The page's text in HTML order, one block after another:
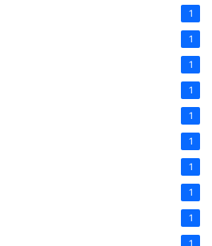
1
1
1
1
1
1
1
1
1
1